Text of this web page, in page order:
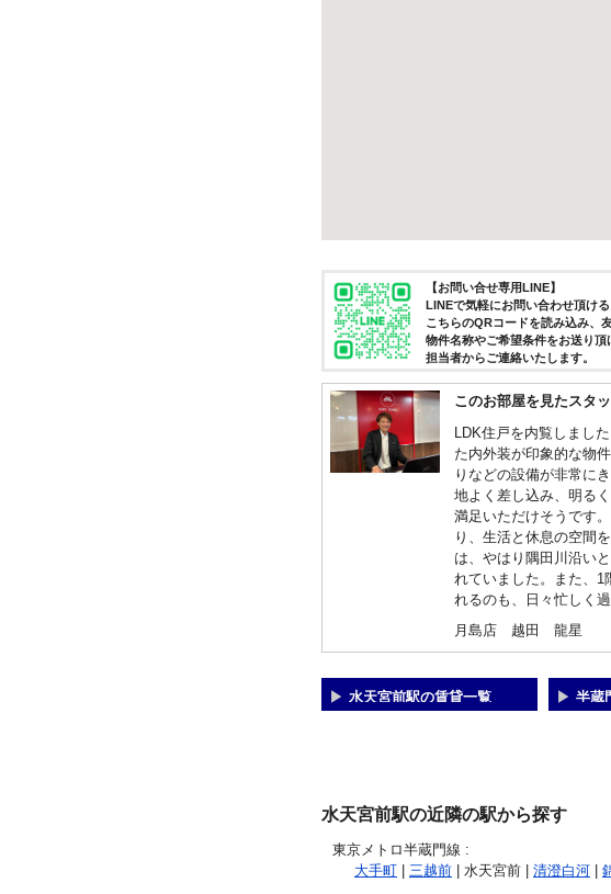
【お問い合せ専用LINE】
LINEで気軽にお問い合わせ頂ける
こちらのQRコードを読み込み、
物件名称やご希望条件をお送り頂
担当者からご連絡いたします。
このお部屋を見たスタ
LDK住戸を内覧しまし
た内外装が印象的な物
りなどの設備が非常に
地よく差し込み、明る
満足いただけそうです
り、生活と休息の空間
は、やはり隅田川沿い
れていました。また、1
れるのも、日々忙しく
月島店 越田 龍星
水天宮前駅の賃貸一覧 半蔵
水天宮前駅の近隣の駅から探す
東京メトロ半蔵門線 :
大手町
三越前 | 水天宮前 | 清澄白河